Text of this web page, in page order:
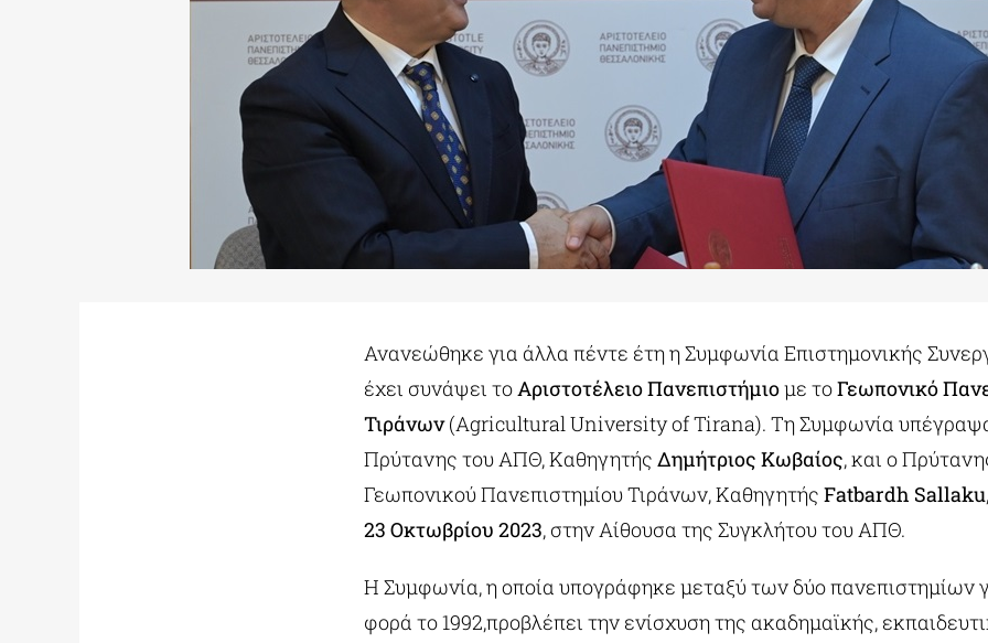
Ανανεώθηκε για άλλα πέντε έτη η Συμφωνία Επιστημονικής
έχει συνάψει τοΑριστοτέλειο Πανεπιστήμιομε τοΓεωπονικό
Τιράνων(Agricultural University of Tirana). Τη Συμφωνία
Πρύτανης του ΑΠΘ, Καθηγητής Δημήτριος Κωβαίος, και ο
Γεωπονικού Πανεπιστημίου Τιράνων, Καθηγητής Fatbardh Sallaku
23 Οκτωβρίου 2023, στην Αίθουσα της Συγκλήτου του ΑΠΘ.
Η Συμφωνία, η οποία υπογράφηκε μεταξύ των δύο πανεπιστημίων
φορά το 1992,προβλέπει την ενίσχυση της ακαδημαϊκής,